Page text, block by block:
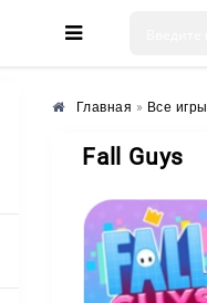
Главная » Все игры
Fall Guys